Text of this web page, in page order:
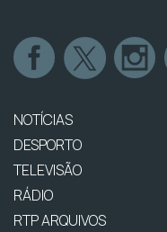
NOTÍCIAS
DESPORTO
TELEVISÃO
RÁDIO
RTP ARQUIVOS